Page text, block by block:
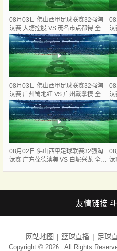
08月03日 佛山西甲足球联赛32强淘
汰赛 大塘控股 VS 茂名市点都得 全场
录像
08
汰
录
08月03日 佛山西甲足球联赛32强淘
汰赛 广州蜀地红 VS 广州戴拿模 全场
录像
08
汰
澳
08月02日 佛山西甲足球联赛32强淘
汰赛 广东葆德澳美 VS 白坭兴龙 全场
08
汰
友情链接
网站地图 篮球直播 足球
Copyright © 2026 . All Rights